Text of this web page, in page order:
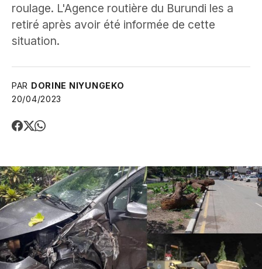
roulage. L'Agence routière du Burundi les a
retiré après avoir été informée de cette
situation.
PAR DORINE NIYUNGEKO
20/04/2023